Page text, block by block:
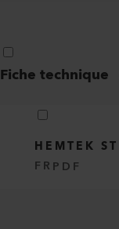
Fiche technique
HEMTEK ST
FR PDF